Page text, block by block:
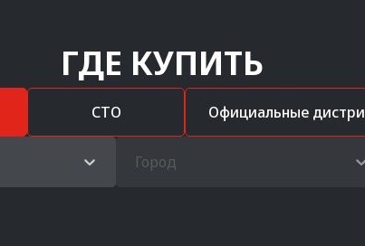
ГДЕ КУПИТЬ
СТО Официальные
Город